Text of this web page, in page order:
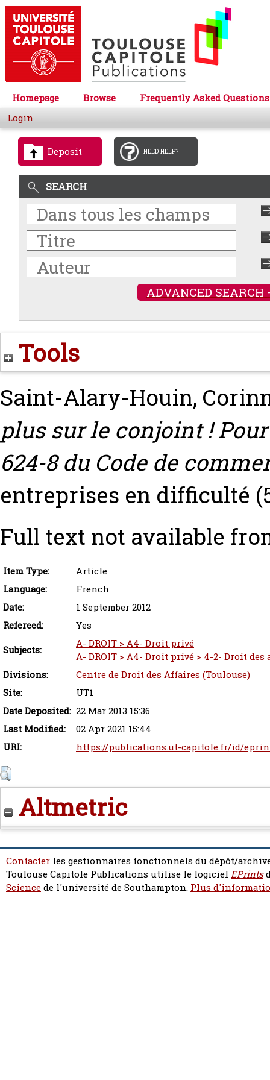
Homepage Browse
Frequently Asked Questions
Login
Deposit NEED HELP?
SEARCH
ADVANCED SEARCH
Tools
Saint-Alary-Houin,
plus sur le conjoint !
624-8 du Code de
entreprises en difficulté
Full text not available
Item Type:
Article
Language:
French
Date:
1 September 2012
Refereed:
Yes
Subjects:
A- DROIT > A4- Droit privé
A- DROIT > A4- Droit privé > 4-2- Droit
Divisions:
Centre de Droit des Affaires (Toulouse)
Site:
UT1
Date Deposited: 22 Mar 2013 15:36
Last Modified:
02 Apr 2021 15:44
URI:
https://publications.ut-capitole.fr/id/
Altmetric
Contacter les gestionnaires fonctionnels du dépôt/
Toulouse Capitole Publications utilise le logiciel EPrints
Sciencede l'université de Southampton. Plus